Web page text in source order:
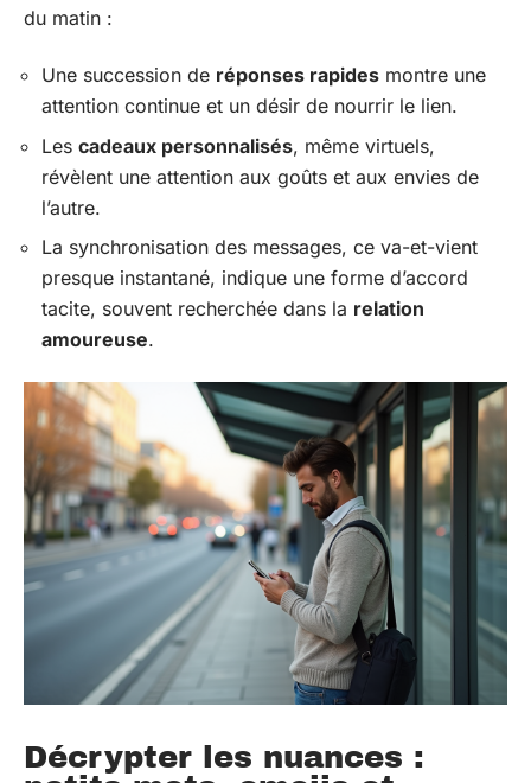
du matin :
Une succession de réponses rapides montre une
attention continue et un désir de nourrir le lien.
Les cadeaux personnalisés, même virtuels,
révèlent une attention aux goûts et aux envies de
l’autre.
La synchronisation des messages, ce va-et-vient
presque instantané, indique une forme d’accord
tacite, souvent recherchée dans la relation
amoureuse.
Décrypter les nuances :